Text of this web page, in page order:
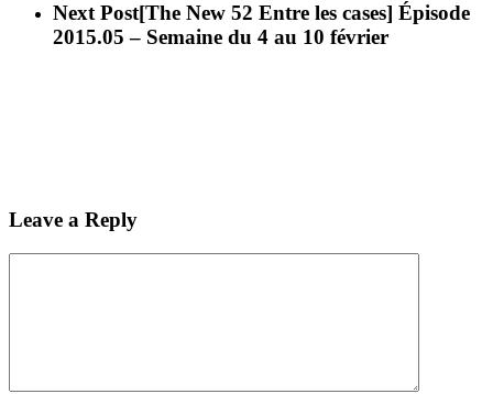
Next Post[The New 52 Entre les cases] Épisode
2015.05 – Semaine du 4 au 10 février
Leave a Reply